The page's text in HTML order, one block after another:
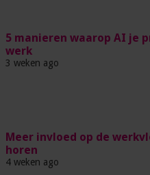
5 manieren waarop AI je
werk
3 weken ago
Meer invloed op de
horen
4 weken ago